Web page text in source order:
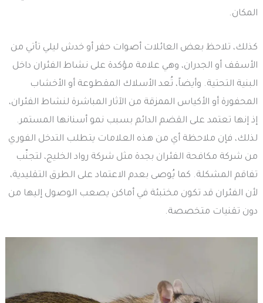
المكان.
كذلك، تلاحظ بعض العائلات أصوات حفر أو خدش ليلي تأتي من
الأسقف أو الجدران، وهي علامة مؤكدة على نشاط الفئران داخل
البنية التحتية. وأيضاً، تُعد الأسلاك المقطوعة أو الأخشاب
المحفورة أو الأكياس الممزقة من الآثار المباشرة لنشاط الفئران،
إذ إنها تعتمد على القضم الدائم بسبب نمو أسنانها المستمر.
لذلك، فإن ملاحظة أي من هذه العلامات يتطلب التدخل الفوري
من شركة مكافحة الفئران بجدة مثل شركة رواد الخليج، لتجنّب
تفاقم المشكلة. كما يُوصى بعدم الاعتماد على الطرق التقليدية،
لأن الفئران قد تكون مختبئة في أماكن يصعب الوصول إليها من
دون تقنيات متخصصة.